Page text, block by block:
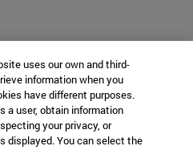
uses our own and third-
information when you
have different purposes.
a user, obtain information
your privacy, or
displayed. You can select the